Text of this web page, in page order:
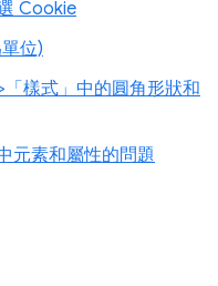
Cookie
位)
樣式」中的圓角形狀和
元素和屬性的問題